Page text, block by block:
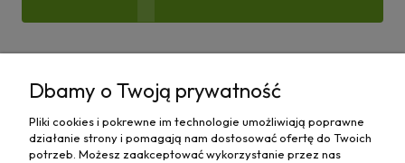
Moje konto
Płatności i dostawa
Dbamy o Twoją prywatność
Pliki cookies i pokrewne im technologie umożliwiają poprawne
działanie strony i pomagają nam dostosować ofertę do Twoich
potrzeb. Możesz zaakceptować wykorzystanie przez nas